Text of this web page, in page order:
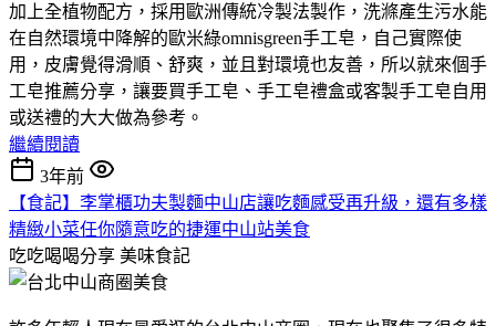
加上全植物配方，採用歐洲傳統冷製法製作，洗滌產生污水能
在自然環境中降解的歐米綠omnisgreen手工皂，自己實際使
用，皮膚覺得滑順、舒爽，並且對環境也友善，所以就來個手
工皂推薦分享，讓要買手工皂、手工皂禮盒或客製手工皂自用
或送禮的大大做為參考。
繼續閱讀
3年前
【食記】李掌櫃功夫製麵中山店讓吃麵感受再升級，還有多樣
精緻小菜任你隨意吃的捷運中山站美食
吃吃喝喝分享 美味食記